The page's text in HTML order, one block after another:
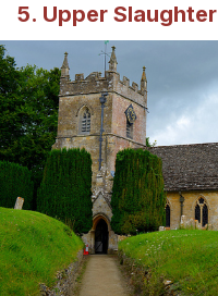
5. Upper Slaughter